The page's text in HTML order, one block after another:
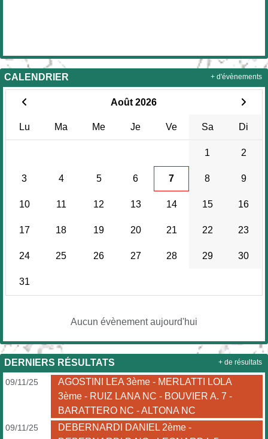
CALENDRIER
Août 2026
Lu Ma Me Je Ve Sa Di
1 2
3 4 5 6 7 8 9
10 11 12 13 14 15 16
17 18 19 20 21 22 23
24 25 26 27 28 29 30
31
Aucun évènement aujourd'hui
+ d'évènements
DERNIERS RÉSULTATS
09/11/25
AGOSTINI LEA 3ème - MERLATTI LOLA
3ème - RUIZ LANA NC - BOUVIER A. 7 -
BARATTERO NC - ALTONA NC
09/11/25
DEBERNARDI DANIEL 2ème -
+ de résultats